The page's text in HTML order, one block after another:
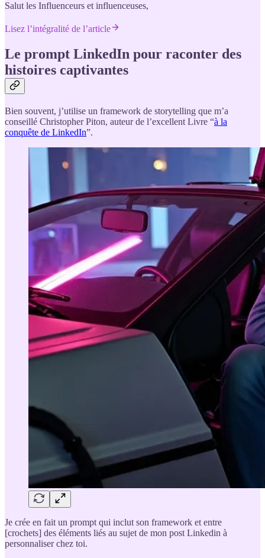
Salut les Influenceurs et influenceuses,
Lisez l’intégralité de l’article
Le prompt LinkedIn pour raconter des
histoires captivantes
Bien souvent, j’utilise un framework de storytelling que m’a
conseillé Christopher Piton, auteur de l’excellent Livre “à la
conquête de LinkedIn”.
Je crée en fait un prompt qui inclut son framework et entre
[crochets] des éléments liés au sujet de mon post Linkedin à
personnaliser chez toi.